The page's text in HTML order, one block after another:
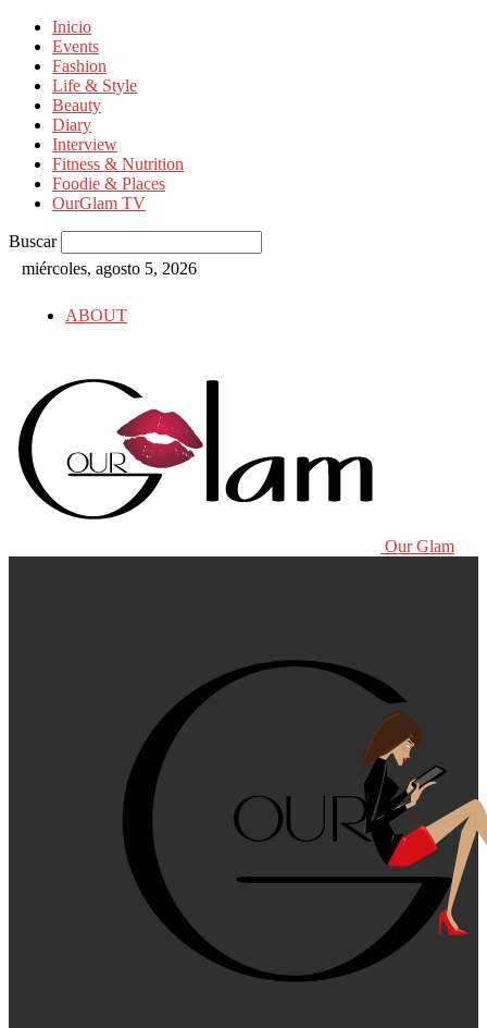
Inicio
Events
Fashion
Life & Style
Beauty
Diary
Interview
Fitness & Nutrition
Foodie & Places
OurGlam TV
Buscar
miércoles, agosto 5, 2026
ABOUT
Our Glam